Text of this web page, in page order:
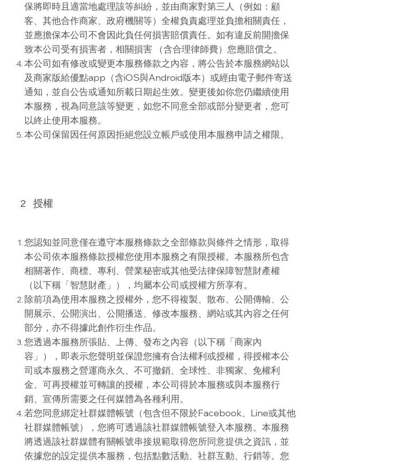
保將即時且適當地處理該等糾紛，並由商家對第三人（例如：顧
客、其他合作商家、政府機關等）全權負責處理並負擔相關責任，
並應擔保本公司不會因此負任何損害賠償責任。如有違反前開擔保
致本公司受有損害者，相關損害 （含合理律師費）您應賠償之。
本公司如有修改或變更本服務條款之內容，將公告於本服務網站以
及商家版給優點app（含iOS與Android版本）或經由電子郵件寄送
通知，並自公告或通知所載日期起生效。變更後如你您仍繼續使用
本服務，視為同意該等變更，如您不同意全部或部分變更者，您可
以終止使用本服務。
本公司保留因任何原因拒絕您設立帳戶或使用本服務申請之權限。
2 授權
您認知並同意僅在遵守本服務條款之全部條款與條件之情形，取得
本公司依本服務條款授權您使用本服務之有限授權。本服務所包含
相關著作、商標、專利、營業秘密或其他受法律保障智慧財產權
（以下稱「智慧財產」），均屬本公司或授權方所享有。
除前項為使用本服務之授權外，您不得複製、散布、公開傳輸、公
開展示、公開演出、公開播送、修改本服務、網站或其內容之任何
部分，亦不得據此創作衍生作品。
您透過本服務所張貼、上傳、發布之內容（以下稱「商家內
容」），即表示您聲明並保證您擁有合法權利或授權，得授權本公
司或本服務之營運商永久、不可撤銷、全球性、非獨家、免權利
金、可再授權並可轉讓的授權，本公司得於本服務或與本服務行
銷、宣傳所需要之任何媒體為各種利用。
若您同意綁定社群媒體帳號（包含但不限於Facebook、Line或其他
社群媒體帳號），您將可透過該社群媒體帳號登入本服務。本服務
將透過該社群媒體有關帳號串接規範取得您所同意提供之資訊，並
依據您的設定提供本服務，包括點數活動、社群互動、行銷等。您